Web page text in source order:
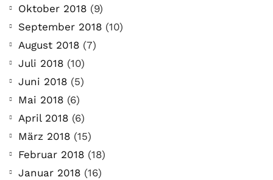
Oktober 2018 (9)
September 2018 (10)
August 2018 (7)
Juli 2018 (10)
Juni 2018 (5)
Mai 2018 (6)
April 2018 (6)
März 2018 (15)
Februar 2018 (18)
Januar 2018 (16)